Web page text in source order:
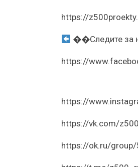
https://
��Следите за
https://
https://
https://vk.com/
https://ok.ru/